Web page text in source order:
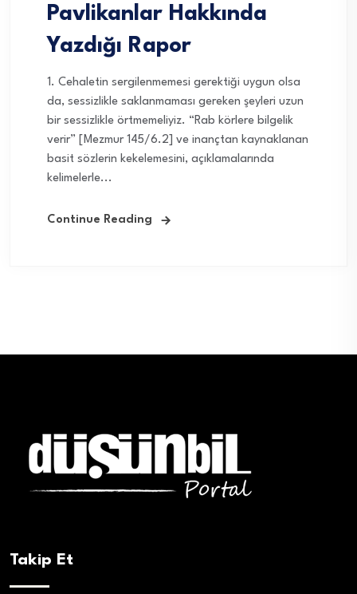
Pavlikanlar Hakkında
Yazdığı Rapor
1. Cehaletin sergilenmemesi gerektiği uygun olsa
da, sessizlikle saklanmaması gereken şeyleri uzun
bir sessizlikle örtmemeliyiz. “Rab körlere bilgelik
verir” [Mezmur 145/6.2] ve inançtan kaynaklanan
basit sözlerin kekelemesini, açıklamalarında
kelimelerle...
Continue Reading
Takip Et